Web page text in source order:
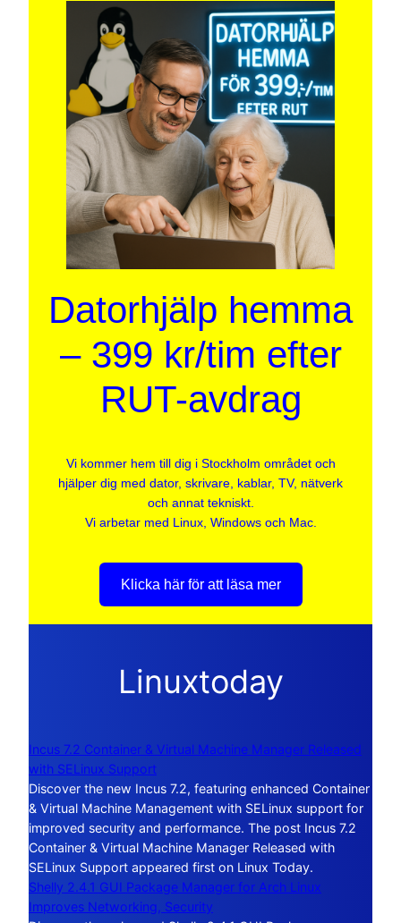
Datorhjälp hemma
– 399 kr/tim efter
RUT-avdrag
Vi kommer hem till dig i Stockholm området och
hjälper dig med dator, skrivare, kablar, TV, nätverk
och annat tekniskt.
Vi arbetar med Linux, Windows och Mac.
Klicka här för att läsa mer
Linuxtoday
Incus 7.2 Container & Virtual Machine Manager Released
with SELinux Support
Discover the new Incus 7.2, featuring enhanced Container
& Virtual Machine Management with SELinux support for
improved security and performance. The post Incus 7.2
Container & Virtual Machine Manager Released with
SELinux Support appeared first on Linux Today.
Shelly 2.4.1 GUI Package Manager for Arch Linux
Improves Networking, Security